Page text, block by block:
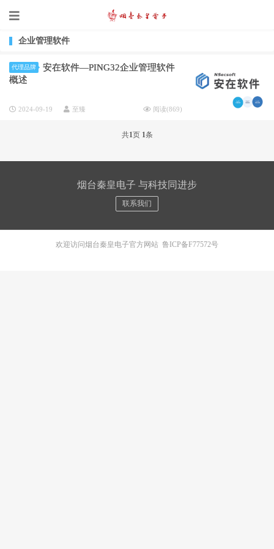
企业管理软件
代理品牌
安在软件—PING32企业管理软件
概述
2024-09-19 至臻 阅读(869)
共1页 1条
烟台秦皇电子 与科技同进步
联系我们
欢迎访问烟台秦皇电子官方网站 鲁ICP备F77572号